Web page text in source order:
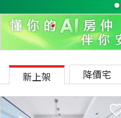
新上架 降價宅